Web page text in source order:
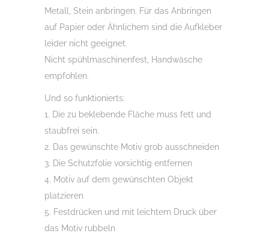
Metall, Stein anbringen. Für das Anbringen
auf Papier oder Ähnlichem sind die Aufkleber
leider nicht geeignet.
Nicht spühlmaschinenfest, Handwäsche
empfohlen.
Und so funktionierts:
1. Die zu beklebende Fläche muss fett und
staubfrei sein.
2. Das gewünschte Motiv grob ausschneiden
3. Die Schutzfolie vorsichtig entfernen
4. Motiv auf dem gewünschten Objekt
platzieren
5. Festdrücken und mit leichtem Druck über
das Motiv rubbeln